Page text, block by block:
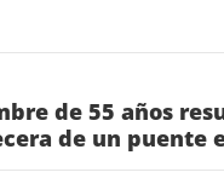
de 55 años
de un puente